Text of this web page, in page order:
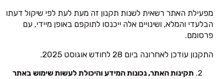
מפעילת האתר רשאית לשנות תקנון זה מעת לעת לפי שיקול דעתו
הבלעדי והמלא, ושינויים אלה ייכנסו לתוקפם באופן מיידי, עם
פרסומם.
התקנון עודכן לאחרונה ביום 28 לחודש אוגוסט 2025.
תקינות האתר, נכונות המידע והיכולת לעשות שימוש באתר